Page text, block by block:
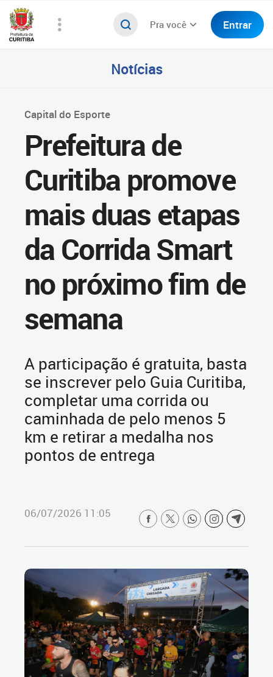
Pra você Entrar
Notícias
Capital do Esporte
Prefeitura de
Curitiba promove
mais duas etapas
da Corrida Smart
no próximo fim de
semana
A participação é gratuita, basta
se inscrever pelo Guia Curitiba,
completar uma corrida ou
caminhada de pelo menos 5
km e retirar a medalha nos
pontos de entrega
06/07/2026 11:05